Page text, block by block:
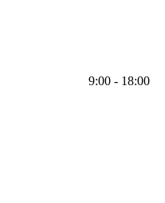
9:00 - 18:00